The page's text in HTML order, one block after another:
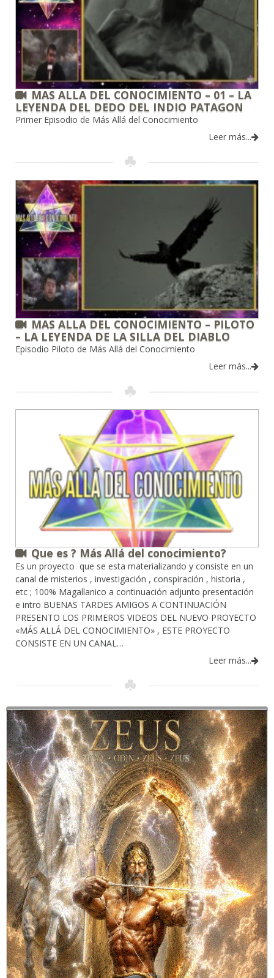
MAS ALLA DEL CONOCIMIENTO – 01 – LA
LEYENDA DEL DEDO DEL INDIO PATAGON
Primer Episodio de Más Allá del Conocimiento
Leer más...
MAS ALLA DEL CONOCIMIENTO – PILOTO
– LA LEYENDA DE LA SILLA DEL DIABLO
Episodio Piloto de Más Allá del Conocimiento
Leer más...
Que es ? Más Allá del conocimiento?
Es un proyecto que se esta materializando y consiste en un
canal de misterios , investigación , conspiración , historia ,
etc ; 100% Magallanico a continuación adjunto presentación
e intro BUENAS TARDES AMIGOS A CONTINUACIÓN
PRESENTO LOS PRIMEROS VIDEOS DEL NUEVO PROYECTO
«MÁS ALLÁ DEL CONOCIMIENTO» , ESTE PROYECTO
CONSISTE EN UN CANAL…
Leer más...